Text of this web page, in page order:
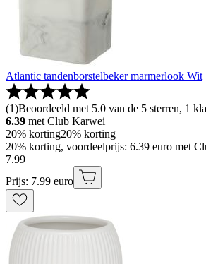
Atlantic tandenborstelbeker marmerlook Wit
(1)Beoordeeld met 5.0 van de 5 sterren, 1
6.39 met Club Karwei
20% korting20% korting
20% korting, voordeelprijs: 6.39 euro met
7.99
Prijs: 7.99 euro